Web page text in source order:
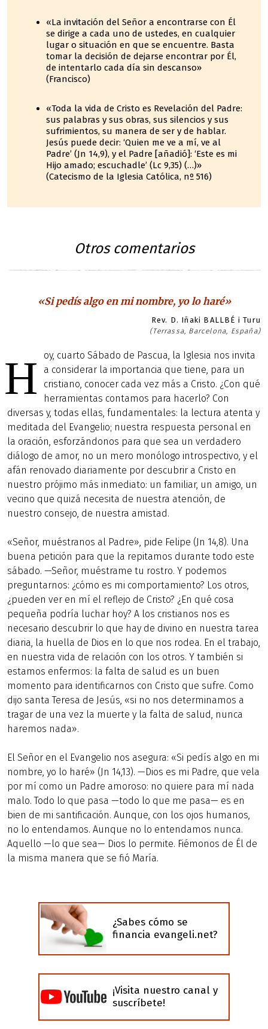
«La invitación del Señor a encontrarse con Él
se dirige a cada uno de ustedes, en cualquier
lugar o situación en que se encuentre. Basta
tomar la decisión de dejarse encontrar por Él,
de intentarlo cada día sin descanso»
(Francisco)
«Toda la vida de Cristo es Revelación del Padre:
sus palabras y sus obras, sus silencios y sus
sufrimientos, su manera de ser y de hablar.
Jesús puede decir: ‘Quien me ve a mí, ve al
Padre’ (Jn 14,9), y el Padre [añadió]: ‘Este es mi
Hijo amado; escuchadle’ (Lc 9,35) (…)»
(Catecismo de la Iglesia Católica, nº 516)
Otros comentarios
«Si pedís algo en mi nombre, yo lo haré»
Rev. D. Iñaki BALLBÉ i Turu
(Terrassa, Barcelona, España)
H
oy, cuarto Sábado de Pascua, la Iglesia nos invita
a considerar la importancia que tiene, para un
cristiano, conocer cada vez más a Cristo. ¿Con qué
herramientas contamos para hacerlo? Con
diversas y, todas ellas, fundamentales: la lectura atenta y
meditada del Evangelio; nuestra respuesta personal en
la oración, esforzándonos para que sea un verdadero
diálogo de amor, no un mero monólogo introspectivo, y el
afán renovado diariamente por descubrir a Cristo en
nuestro prójimo más inmediato: un familiar, un amigo, un
vecino que quizá necesita de nuestra atención, de
nuestro consejo, de nuestra amistad.
«Señor, muéstranos al Padre», pide Felipe (Jn 14,8). Una
buena petición para que la repitamos durante todo este
sábado. —Señor, muéstrame tu rostro. Y podemos
preguntarnos: ¿cómo es mi comportamiento? Los otros,
¿pueden ver en mí el reflejo de Cristo? ¿En qué cosa
pequeña podría luchar hoy? A los cristianos nos es
necesario descubrir lo que hay de divino en nuestra tarea
diaria, la huella de Dios en lo que nos rodea. En el trabajo,
en nuestra vida de relación con los otros. Y también si
estamos enfermos: la falta de salud es un buen
momento para identificarnos con Cristo que sufre. Como
dijo santa Teresa de Jesús, «si no nos determinamos a
tragar de una vez la muerte y la falta de salud, nunca
haremos nada».
El Señor en el Evangelio nos asegura: «Si pedís algo en mi
nombre, yo lo haré» (Jn 14,13). —Dios es mi Padre, que vela
por mí como un Padre amoroso: no quiere para mí nada
malo. Todo lo que pasa —todo lo que me pasa— es en
bien de mi santificación. Aunque, con los ojos humanos,
no lo entendamos. Aunque no lo entendamos nunca.
Aquello —lo que sea— Dios lo permite. Fiémonos de Él de
la misma manera que se fió María.
¿Sabes cómo se
financia evangeli.net?
¡Visita nuestro canal y
suscríbete!